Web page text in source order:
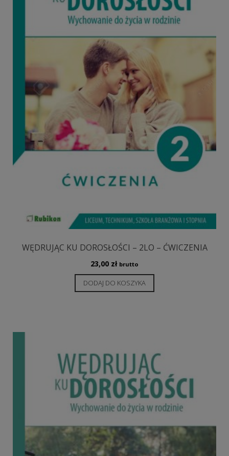
WĘDRUJĄC KU DOROSŁOŚCI – 2LO – ĆWICZENIA
23,00 zł brutto
DODAJ DO KOSZYKA